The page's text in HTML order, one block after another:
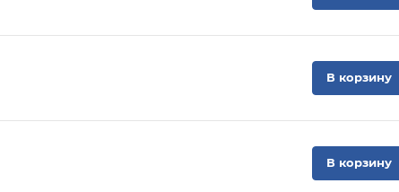
В корзину
В корзину